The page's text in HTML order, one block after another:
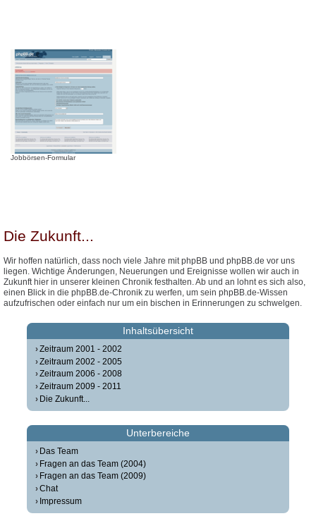
Jobbörsen-Formular
Die Zukunft...
Wir hoffen natürlich, dass noch viele Jahre mit phpBB und phpBB.de vor uns
liegen. Wichtige Änderungen, Neuerungen und Ereignisse wollen wir auch in
Zukunft hier in unserer kleinen Chronik festhalten. Ab und an lohnt es sich also,
einen Blick in die phpBB.de-Chronik zu werfen, um sein phpBB.de-Wissen
aufzufrischen oder einfach nur um ein bischen in Erinnerungen zu schwelgen.
Inhaltsübersicht
Zeitraum 2001 - 2002
Zeitraum 2002 - 2005
Zeitraum 2006 - 2008
Zeitraum 2009 - 2011
Die Zukunft...
Unterbereiche
Das Team
Fragen an das Team (2004)
Fragen an das Team (2009)
Chat
Impressum